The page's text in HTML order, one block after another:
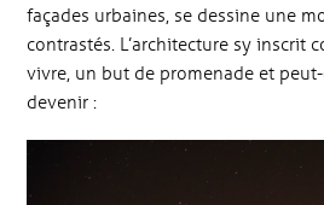
façades urbaines, se dessine une
contrastés. L’architecture sy inscrit
vivre, un but de promenade et
devenir :